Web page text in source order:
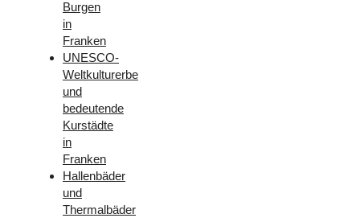
Burgen
in
Franken
UNESCO-
Weltkulturerbe
und
bedeutende
Kurstädte
in
Franken
Hallenbäder
und
Thermalbäder